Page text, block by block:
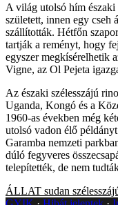
A világ utolsó hím északi
született, innen egy cseh
szállították. Hétfőn
tartják a reményt, hogy
egyszer megkísérelhetik
Vigne, az Ol Pejeta
Az északi szélesszájú
Uganda, Kongó és a
1960-as években még
utolsó vadon élő
Garamba nemzeti
dúló fegyveres
telepítették, de nem
ÁLLAT sudan